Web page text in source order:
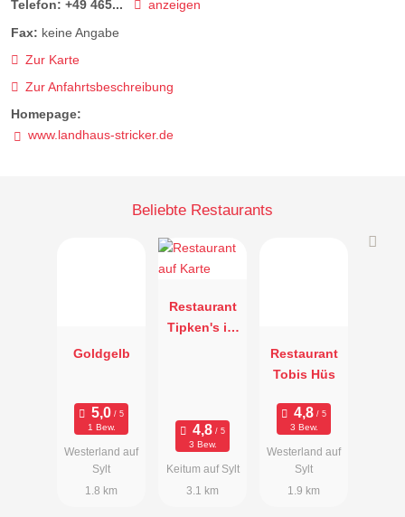
Telefon: +49 465...
anzeigen
Fax: keine Angabe
Zur Karte
Zur Anfahrtsbeschreibung
Homepage:
www.landhaus-stricker.de
Beliebte Restaurants
Goldgelb
1 Bew.
Westerland auf
Sylt
1.8 km
Restaurant
Tipken's im
3 Bew.
Keitum auf Sylt
3.1 km
Restaurant
Tobis Hüs
3 Bew.
Westerland auf
Sylt
1.9 km